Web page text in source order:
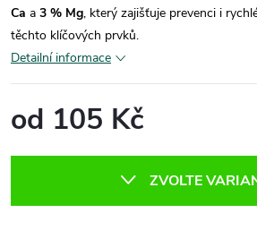
Ca a 3 % Mg, který zajišťuje prevenci i
těchto klíčových prvků.
Detailní informace
od 105 Kč
ZVOLTE